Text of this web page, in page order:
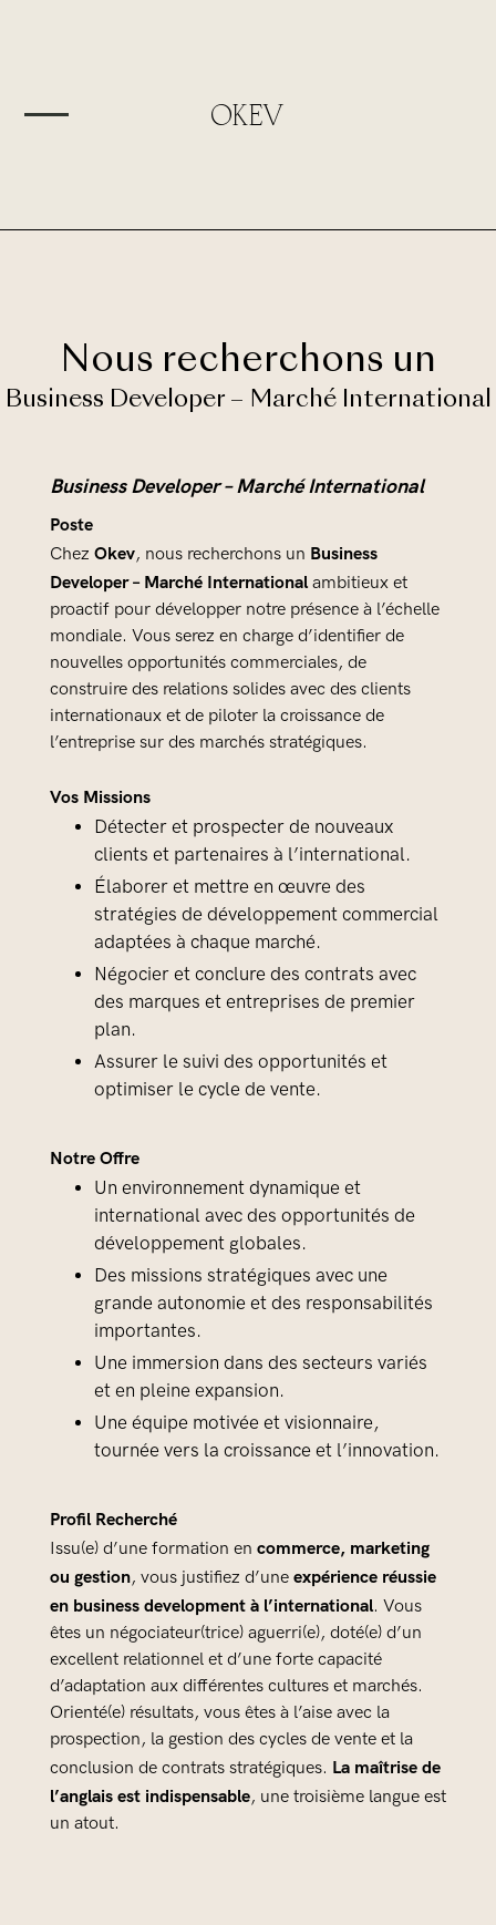
OKEV
Nous recherchons un
Business Developer – Marché International
Business Developer – Marché International
Poste
Chez Okev, nous recherchons un Business
Developer – Marché Internationalambitieux et
proactif pour développer notre présence à l’échelle
mondiale. Vous serez en charge d’identifier de
nouvelles opportunités commerciales, de
construire des relations solides avec des clients
internationaux et de piloter la croissance de
l’entreprise sur des marchés stratégiques.
Vos Missions
Détecter et prospecter de nouveaux
clients et partenaires à l’international.
Élaborer et mettre en œuvre des
stratégies de développement commercial
adaptées à chaque marché.
Négocier et conclure des contrats avec
des marques et entreprises de premier
plan.
Assurer le suivi des opportunités et
optimiser le cycle de vente.
Notre Offre
Un environnement dynamique et
international avec des opportunités de
développement globales.
Des missions stratégiques avec une
grande autonomie et des responsabilités
importantes.
Une immersion dans des secteurs variés
et en pleine expansion.
Une équipe motivée et visionnaire,
tournée vers la croissance et l’innovation.
Profil Recherché
Issu(e) d’une formation en commerce, marketing
ou gestion, vous justifiez d’une expérience réussie
en business development à l’international. Vous
êtes un négociateur(trice) aguerri(e), doté(e) d’un
excellent relationnel et d’une forte capacité
d’adaptation aux différentes cultures et marchés.
Orienté(e) résultats, vous êtes à l’aise avec la
prospection, la gestion des cycles de vente et la
conclusion de contrats stratégiques. La maîtrise de
l’anglais est indispensable, une troisième langue est
un atout.